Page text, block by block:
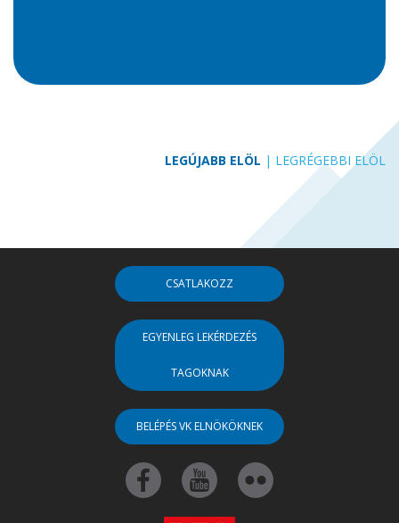
LEGÚJABB ELÖL | LEGRÉGEBBI ELÖL
CSATLAKOZZ
EGYENLEG LEKÉRDEZÉS
TAGOKNAK
BELÉPÉS VK ELNÖKÖKNEK